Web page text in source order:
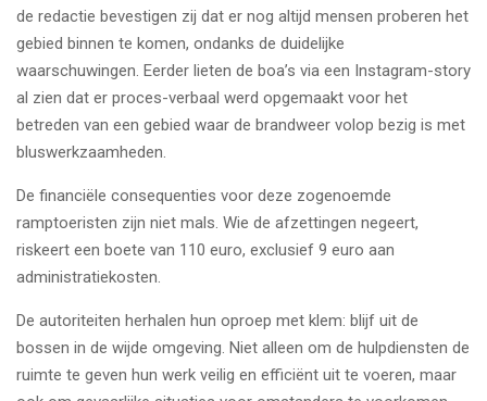
de redactie bevestigen zij dat er nog altijd mensen proberen het
gebied binnen te komen, ondanks de duidelijke
waarschuwingen. Eerder lieten de boa’s via een Instagram-story
al zien dat er proces-verbaal werd opgemaakt voor het
betreden van een gebied waar de brandweer volop bezig is met
bluswerkzaamheden.
De financiële consequenties voor deze zogenoemde
ramptoeristen zijn niet mals. Wie de afzettingen negeert,
riskeert een boete van 110 euro, exclusief 9 euro aan
administratiekosten.
De autoriteiten herhalen hun oproep met klem: blijf uit de
bossen in de wijde omgeving. Niet alleen om de hulpdiensten de
ruimte te geven hun werk veilig en efficiënt uit te voeren, maar